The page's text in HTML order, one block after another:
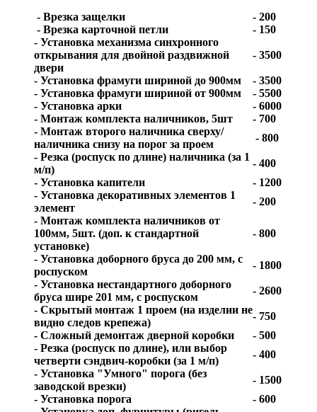
- Врезка защелки
- 200
- Врезка карточной петли
- 150
- Установка механизма синхронного
открывания для двойной раздвижной
двери
- 3500
- Установка фрамуги шириной до 900мм
- 3500
- Установка фрамуги шириной от 900мм
- 5500
- Установка арки
- 6000
- Монтаж комплекта наличников, 5шт
- 700
- Монтаж второго наличника сверху/
наличника снизу на порог за проем
- 800
- Резка (роспуск по длине) наличника (за 1
м/п)
- 400
- Установка капители
- 1200
- Установка декоративных элементов 1
элемент
- 200
- Монтаж комплекта наличников от
100мм, 5шт. (доп. к стандартной
установке)
- 800
- Установка доборного бруса до 200 мм, с
роспуском
- 1800
- Установка нестандартного доборного
бруса шире 201 мм, с роспуском
- 2600
- Скрытый монтаж 1 проем (на изделии не
видно следов крепежа)
- 750
- Сложный демонтаж дверной коробки
- 500
- Резка (роспуск по длине), или выбор
четверти сэндвич-коробки (за 1 м/п)
- 400
- Установка "Умного" порога (без
заводской врезки)
- 1500
- Установка порога
- 600